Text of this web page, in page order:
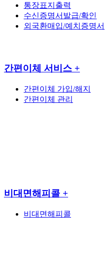
통장표지출력
수신증명서발급/확인
외국환매입/예치증명서
간편이체 서비스 +
간편이체 가입/해지
간편이체 관리
비대면해피콜 +
비대면해피콜